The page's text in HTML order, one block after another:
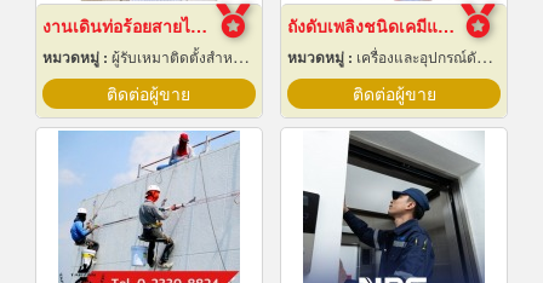
งานเดินท่อร้อยสายไฟฟ้า ระยอง
หมวดหมู่ : ผู้รับเหมาติดตั้งสำหรับบ้านและโรงงานไฟฟ้า
ติดต่อผู้ขาย
ถังดับเพลิงชนิดเคมีแห้ง สำหรับติดรถยนต์
หมวดหมู่ : เครื่องและอุปกรณ์ดับเพลิง
ติดต่อผู้ขาย